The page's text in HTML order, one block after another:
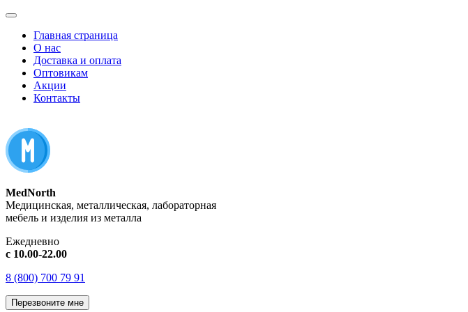
Главная страница
О нас
Доставка и оплата
Оптовикам
Акции
Контакты
MedNorth
Медицинская, металлическая, лабораторная
мебель и изделия из металла
Ежедневно
с 10.00-22.00
8 (800) 700 79 91
Перезвоните мне